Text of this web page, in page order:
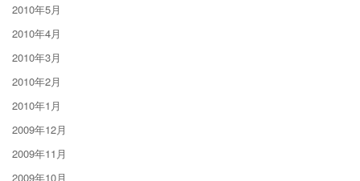
2010年5月
2010年4月
2010年3月
2010年2月
2010年1月
2009年12月
2009年11月
2009年10月